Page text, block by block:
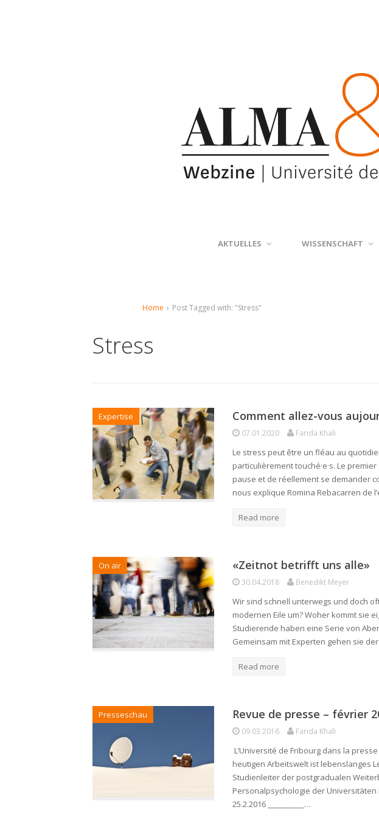
AKTUELLES WISSENSCHAFT
Home › Post Tagged with: "Stress"
Stress
Expertise Comment allez-vous
07.01.2020 Farida Khali
Le stress peut être un fléau au
particulièrement touché·e·s. Le
pause et de réellement se demander
nous explique Romina Rebacarren de
Read more
On air «Zeitnot betrifft uns alle»
30.04.2018 Benedikt Meyer
Wir sind schnell unterwegs und doch
modernen Eile um? Woher kommt sie
Studierende haben eine Serie von
Gemeinsam mit Experten gehen sie
Read more
Presseschau Revue de presse – février
09.03.2016 Farida Khali
L’Université de Fribourg dans la
heutigen Arbeitswelt ist lebenslanges
Studienleiter der postgradualen
Personalpsychologie der Universitäten
25.2.2016 __________…